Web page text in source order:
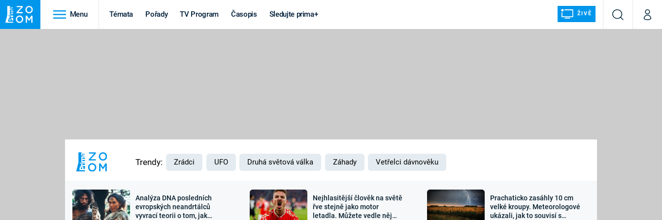
Menu Témata Pořady TV Program Časopis Sledujte prima+ ŽIVĚ
VyhledáváníMůj
MARS
Výročí
Záhady a
Zajímavosti Sledujte nás
Trendy: Zrádci UFO Druhá světová válka Záhady Vetřelci dávnověku
Analýza DNA posledních
evropských neandrtálců
vyvrací teorii o tom, jak
Nejhlasitější člověk na světě
řve stejně jako motor
letadla. Můžete vedle něj
Prachaticko zasáhly 10 cm
velké kroupy. Meteorologové
ukázali, jak to souvisí s